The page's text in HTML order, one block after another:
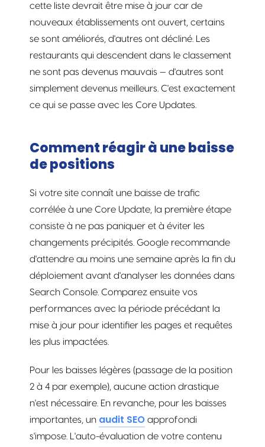
cette liste devrait être mise à jour car de
nouveaux établissements ont ouvert, certains
se sont améliorés, d'autres ont décliné. Les
restaurants qui descendent dans le classement
ne sont pas devenus mauvais — d'autres sont
simplement devenus meilleurs. C'est exactement
ce qui se passe avec les Core Updates.
Comment réagir à une baisse
de positions
Si votre site connaît une baisse de trafic
corrélée à une Core Update, la première étape
consiste à ne pas paniquer et à éviter les
changements précipités. Google recommande
d'attendre au moins une semaine après la fin du
déploiement avant d'analyser les données dans
Search Console. Comparez ensuite vos
performances avec la période précédant la
mise à jour pour identifier les pages et requêtes
les plus impactées.
Pour les baisses légères (passage de la position
2 à 4 par exemple), aucune action drastique
n'est nécessaire. En revanche, pour les baisses
importantes, un audit SEO approfondi
s'impose. L'auto-évaluation de votre contenu